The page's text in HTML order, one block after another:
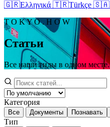
🇬🇷Ελληνικά 🇹🇷Türkçe 🇸🇦
T O K Y O . H O W
Статьи
Все наши гиды в одном месте.
Категория
Все Документы Познавать
Тип